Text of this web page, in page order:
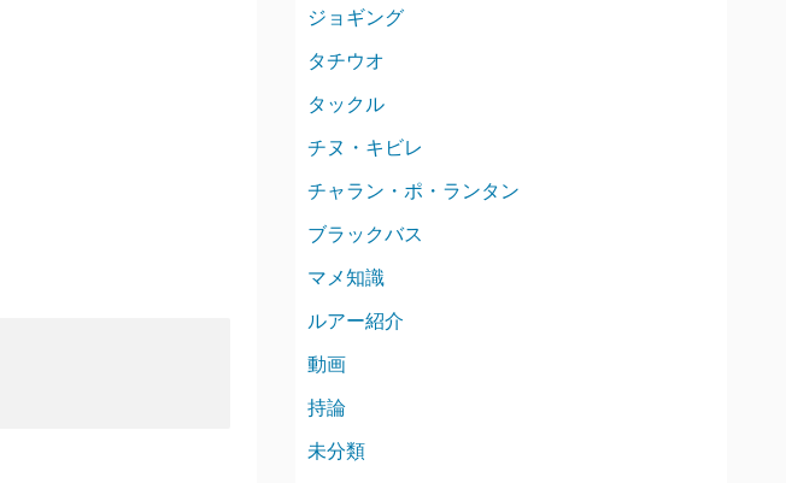
ジョギング
タチウオ
タックル
チヌ・キビレ
チャラン・ポ・ランタン
ブラックバス
マメ知識
ルアー紹介
動画
持論
未分類